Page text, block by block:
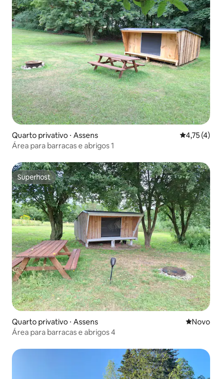
Quarto privativo ⋅ Assens 4,75 de
4,75 (4)
Área para barracas e abrigos 1
Superhost
Superhost
Quarto privativo ⋅ Assens Novo
Novo
Área para barracas e abrigos 4